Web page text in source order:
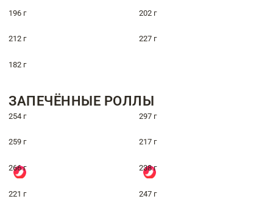
196 г 202 г
212 г 227 г
182 г
ЗАПЕЧЁННЫЕ РОЛЛЫ
254 г 297 г
259 г 217 г
266 г 238 г
221 г 247 г